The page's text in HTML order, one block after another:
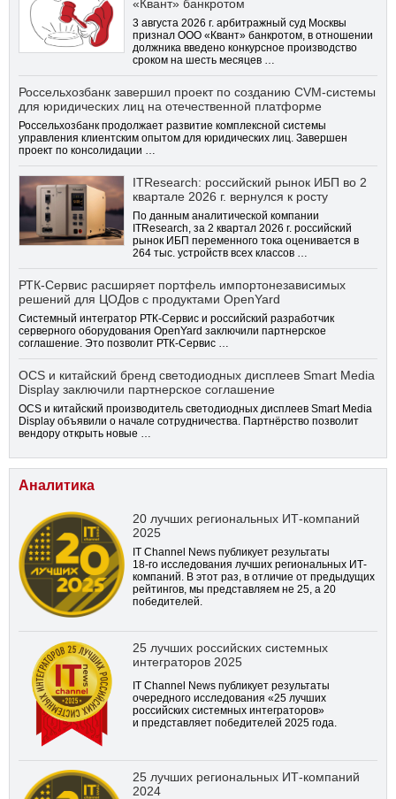
«Квант» банкротом
3 августа 2026 г. арбитражный суд Москвы
признал ООО «Квант» банкротом, в отношении
должника введено конкурсное производство
сроком на шесть месяцев …
Россельхозбанк завершил проект по созданию CVM-системы
для юридических лиц на отечественной платформе
Россельхозбанк продолжает развитие комплексной системы
управления клиентским опытом для юридических лиц. Завершен
проект по консолидации …
ITResearch: российский рынок ИБП во 2
квартале 2026 г. вернулся к росту
По данным аналитической компании
ITResearch, за 2 квартал 2026 г. российский
рынок ИБП переменного тока оценивается в
264 тыс. устройств всех классов …
РТК-Сервис расширяет портфель импортонезависимых
решений для ЦОДов с продуктами OpenYard
Системный интегратор РТК-Сервис и российский разработчик
серверного оборудования OpenYard заключили партнерское
соглашение. Это позволит РТК-Сервис …
OCS и китайский бренд светодиодных дисплеев Smart Media
Display заключили партнерское соглашение
OCS и китайский производитель светодиодных дисплеев Smart Media
Display объявили о начале сотрудничества. Партнёрство позволит
вендору открыть новые …
Аналитика
20 лучших региональных ИТ-компаний
2025
IT Channel News публикует результаты
18-го исследования лучших региональных ИТ-
компаний. В этот раз, в отличие от предыдущих
рейтингов, мы представляем не 25, а 20
победителей.
25 лучших российских системных
интеграторов 2025
IT Channel News публикует результаты
очередного исследования «25 лучших
российских системных интеграторов»
и представляет победителей 2025 года.
25 лучших региональных ИТ-компаний
2024